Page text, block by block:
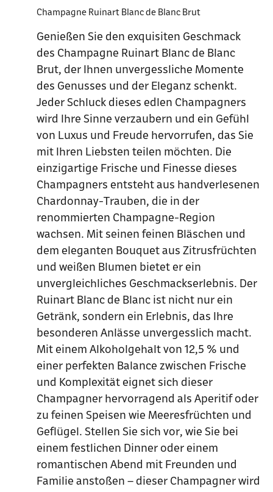
Champagne Ruinart Blanc de Blanc Brut
Genießen Sie den exquisiten Geschmack
des Champagne Ruinart Blanc de Blanc
Brut, der Ihnen unvergessliche Momente
des Genusses und der Eleganz schenkt.
Jeder Schluck dieses edlen Champagners
wird Ihre Sinne verzaubern und ein Gefühl
von Luxus und Freude hervorrufen, das Sie
mit Ihren Liebsten teilen möchten. Die
einzigartige Frische und Finesse dieses
Champagners entsteht aus handverlesenen
Chardonnay-Trauben, die in der
renommierten Champagne-Region
wachsen. Mit seinen feinen Bläschen und
dem eleganten Bouquet aus Zitrusfrüchten
und weißen Blumen bietet er ein
unvergleichliches Geschmackserlebnis. Der
Ruinart Blanc de Blanc ist nicht nur ein
Getränk, sondern ein Erlebnis, das Ihre
besonderen Anlässe unvergesslich macht.
Mit einem Alkoholgehalt von 12,5 % und
einer perfekten Balance zwischen Frische
und Komplexität eignet sich dieser
Champagner hervorragend als Aperitif oder
zu feinen Speisen wie Meeresfrüchten und
Geflügel. Stellen Sie sich vor, wie Sie bei
einem festlichen Dinner oder einem
romantischen Abend mit Freunden und
Familie anstoßen – dieser Champagner wird